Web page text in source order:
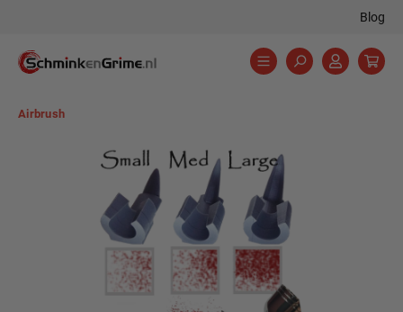
Blog
Airbrush
Afbeeldingengalerij overslaan